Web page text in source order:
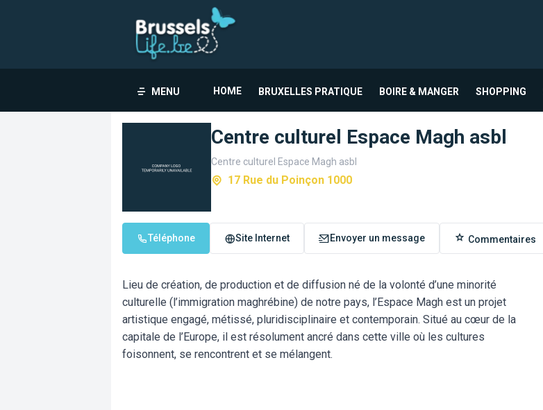
MENU HOME BRUXELLES PRATIQUE BOIRE & MANGER SHOPPING
Centre culturel Espace Magh asbl
Centre culturel Espace Magh asbl
17 Rue du Poinçon 1000
Téléphone Site Internet Envoyer un message Commentaires
Lieu de création, de production et de diffusion né de la volonté d’une minorité
culturelle (l’immigration maghrébine) de notre pays, l’Espace Magh est un projet
artistique engagé, métissé, pluridisciplinaire et contemporain. Situé au cœur de la
capitale de l’Europe, il est résolument ancré dans cette ville où les cultures
foisonnent, se rencontrent et se mélangent.